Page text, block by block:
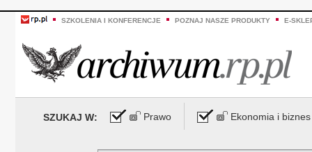
SZKOLENIA I KONFERENCJE POZNAJ NASZE PRODUKTY E-
SZUKAJ W: Prawo Ekonomia i biznes